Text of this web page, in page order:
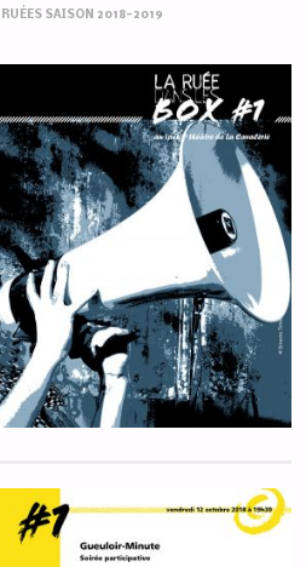
RUÉES SAISON 2018-2019